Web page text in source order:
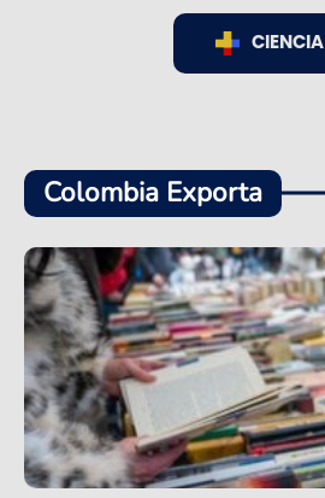
CIENCIA
Colombia Exporta